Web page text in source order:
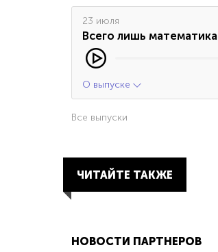
23 июля
Всего лишь математика
О выпуске
Все выпуски
ЧИТАЙТЕ ТАКЖЕ
НОВОСТИ ПАРТНЕРОВ